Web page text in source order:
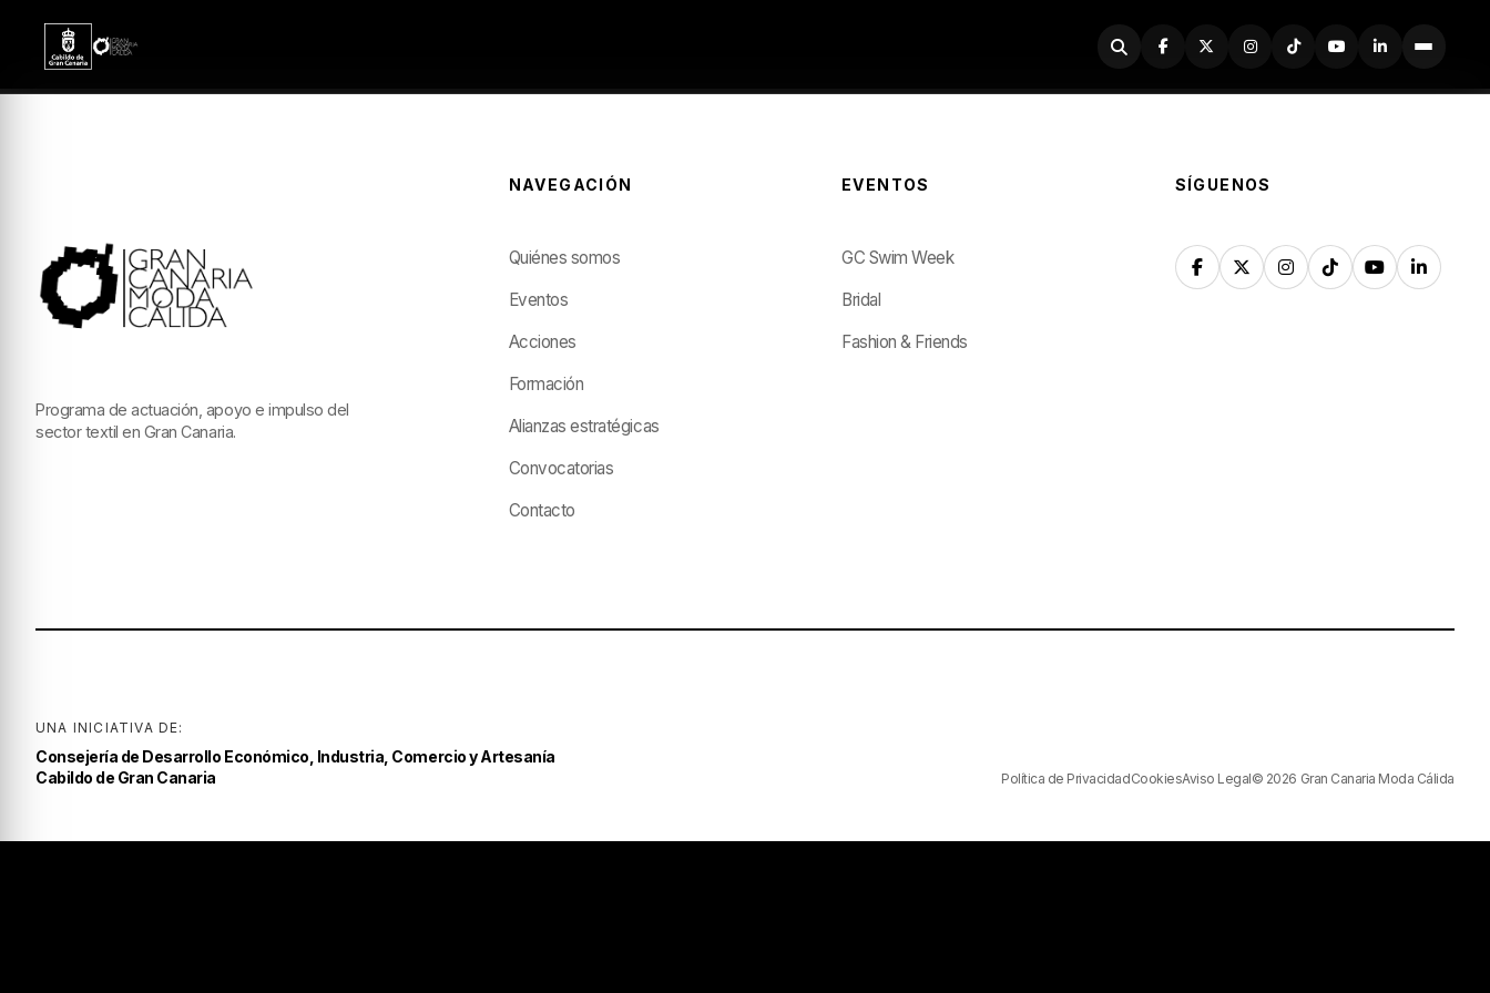
Buscador
Programa de actuación, apoyo e impulso del
sector textil en Gran Canaria.
NAVEGACIÓN
Quiénes somos
Eventos
Acciones
Formación
Alianzas estratégicas
Convocatorias
Contacto
EVENTOS
GC Swim Week
Bridal
Fashion & Friends
SÍGUENOS
UNA INICIATIVA DE:
Consejería de Desarrollo Económico, Industria, Comercio y Artesanía
Cabildo de Gran Canaria
Política de PrivacidadCookiesAviso Legal© 2026 Gran Canaria Moda Cálida